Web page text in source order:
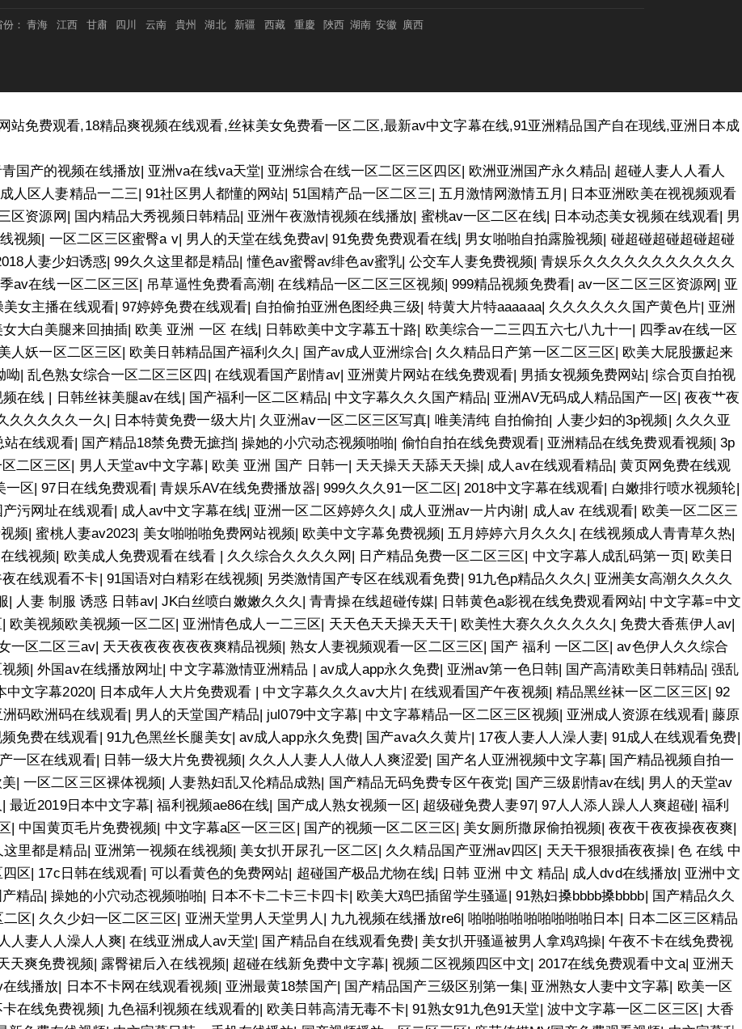
： 青海 江西 甘肅 四川 云南 貴州 湖北 新疆 西藏 重慶 陜西 湖南 安徽 廣西
站免费观看,18精品爽视频在线观看,丝袜美女免费看一区二区,最新av中文字幕在线,91亚洲精品国产自在现线,亚洲日本成
国产的视频在线播放| 亚洲va在线va天堂| 亚洲综合在线一区二区三区四区| 欧洲亚洲国产永久精品| 超碰人妻人人看人
成人区人妻精品一二三|91社区男人都懂的网站| 51国精产品一区二区三| 五月激情网激情五月 | 日本亚洲欧美在视视频观看
区资源网 | 国内精品大秀视频日韩精品| 亚洲午夜激情视频在线播放| 蜜桃av一区二区在线| 日本动态美女视频在线观看| 男
视频| 一区二区三区蜜臀a v| 男人的天堂在线免费av|91免费免费观看在线| 男女啪啪自拍露脸视频| 碰超碰超碰超碰超碰
人妻少妇诱惑|99久久这里都是精品|懂色av蜜臀av绯色av蜜乳|公交车人妻免费视频|青娱乐久久久久久久久久久久久
av在线一区二区三区| 吊草逼性免费看高潮|在线精品一区二区三区视频| 999精品视频免费看|av一区二区三区资源网 | 亚
美女主播在线观看|97婷婷免费在线观看| 自拍偷拍亚洲色图经典三级| 特黄大片特aaaaaa| 久久久久久久国产黄色片| 亚洲
女大白美腿来回抽插| 欧美 亚洲 一区 在线| 日韩欧美中文字幕五十路| 欧美综合一二三四五六七八九十一| 四季av在线一区
人妖一区二区三区| 欧美日韩精品国产福利久久| 国产av成人亚洲综合| 久久精品日产第一区二区三区| 欧美大屁股撅起来
呦|乱色熟女综合一区二区三区四| 在线观看国产剧情av| 亚洲黄片网站在线免费观看| 男插女视频免费网站|综合页自拍视
在线 | 日韩丝袜美腿av在线| 国产福利一区二区精品| 中文字幕久久久国产精品| 亚洲AV无码成人精品国产一区| 夜夜艹夜
久久久久久一久| 日本特黄免费一级大片| 久亚洲aⅴ一区二区三区写真| 唯美清纯 自拍偷拍| 人妻少妇的3p视频| 久久久亚
站在线观看| 国产精品18禁免费无摭挡|操她的小穴动态视频啪啪| 偷怕自拍在线免费观看| 亚洲精品在线免费观看视频|3p
二区三区| 男人天堂av中文字幕| 欧美 亚洲 国产 日韩一| 天天操天天舔天天操| 成人av在线观看精品|黄页网免费在线观
一区|97日在线免费观看|青娱乐AV在线免费播放器| 999久久久91一区二区|2018中文字幕在线观看| 白嫩排行喷水视频轮|
产污网址在线观看| 成人av中文字幕在线| 亚洲一区二区婷婷久久| 成人亚洲av一片内谢| 成人av 在线观看| 欧美一区二区三
频|蜜桃人妻av2023| 美女啪啪啪免费网站视频| 欧美中文字幕免费视频|五月婷婷六月久久久|在线视频成人青青草久热|
线视频| 欧美成人免费观看在线看 | 久久综合久久久久网 | 日产精品免费一区二区三区| 中文字幕人成乱码第一页| 欧美日
夜在线观看不卡| 91国语对白精彩在线视频| 另类激情国产专区在线观看免费| 91九色p精品久久久| 亚洲美女高潮久久久久
| 人妻 制服 诱惑 日韩av| JK白丝喷白嫩嫩久久久|青青操在线超碰传媒| 日韩黄色a影视在线免费观看网站| 中文字幕=中文
| 欧美视频欧美视频一区二区| 亚洲情色成人一二三区| 天天色天天操天天干| 欧美性大赛久久久久久久|免费大香蕉伊人av|
一区二区三av| 天天夜夜夜夜夜夜爽精品视频| 熟女人妻视频观看一区二区三区| 国产 福利 一区二区|av色伊人久久综合
频|外国av在线播放网址| 中文字幕激情亚洲精品 | av成人app永久免费| 亚洲av第一色日韩| 国产高清欧美日韩精品|强乱
中文字幕2020| 日本成年人大片免费观看 | 中文字幕久久久aⅴ大片| 在线观看国产午夜视频| 精品黑丝袜一区二区三区|92
洲码欧洲码在线观看| 男人的天堂国产精品| jul079中文字幕| 中文字幕精品一区二区三区视频| 亚洲成人资源在线观看|藤原
免费在线观看| 91九色黑丝长腿美女| av成人app永久免费| 国产ava久久黄片| 17夜人妻人人澡人妻| 91成人在线观看免费|
一区在线观看| 日韩一级大片免费视频| 久久人人妻人人做人人爽涩爱| 国产名人亚洲视频中文字幕| 国产精品视频自拍一
|一区二区三区裸体视频| 人妻熟妇乱又伦精品成熟| 国产精品无码免费专区午夜党| 国产三级剧情av在线| 男人的天堂av
|最近2019日本中文字幕|福利视频ae86在线| 国产成人熟女视频一区| 超级碰免费人妻97| 97人人添人躁人人爽超碰|福利
| 中国黄页毛片免费视频| 中文字幕a区一区三区| 国产的视频一区二区三区| 美女厕所撒尿偷拍视频|夜夜干夜夜操夜夜爽|
这里都是精品| 亚洲第一视频在线视频| 美女扒开尿孔一区二区| 久久精品国产亚洲av四区| 天天干狠狠插夜夜操| 色 在线 中
区| 17c日韩在线观看|可以看黄色的免费网站| 超碰国产极品尤物在线| 日韩 亚洲 中文 精品| 成人dvd在线播放| 亚洲中文
精品|操她的小穴动态视频啪啪| 日本不卡二卡三卡四卡| 欧美大鸡巴插留学生骚逼|91熟妇搡bbbb搡bbbb| 国产精品久久
二区| 久久少妇一区二区三区| 亚洲天堂男人天堂男人 | 九九视频在线播放re6|啪啪啪啪啪啪啪啪啪日本| 日本二区三区精品
人妻人人澡人人爽|在线亚洲成人av天堂| 国产精品自在线观看免费| 美女扒开骚逼被男人拿鸡鸡操|午夜不卡在线免费视
天爽免费视频| 露臀裙后入在线视频| 超碰在线新免费中文字幕|视频二区视频四区中文| 2017在线免费观看中文a| 亚洲天
线播放| 日本不卡网在线观看视频| 亚洲最黄18禁国产| 国产精品国产三级区别第一集| 亚洲熟女人妻中文字幕| 欧美一区
在线免费视频| 九色福利视频在线观看的| 欧美日韩高清无毒不卡|91熟女91九色91天堂| 波中文字幕一区二区三区| 大香